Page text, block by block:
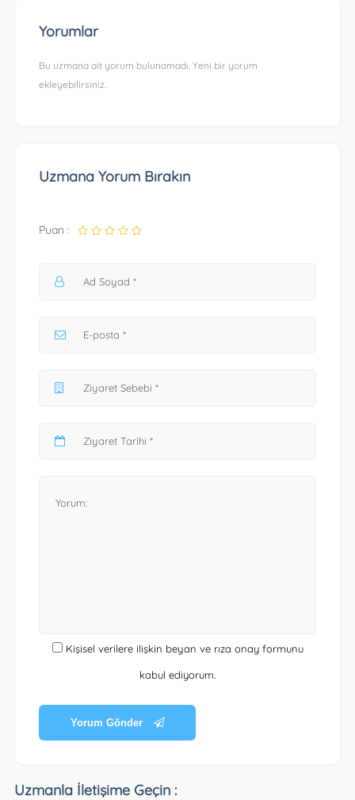
Yorumlar
Bu uzmana ait yorum bulunamadı. Yeni bir yorum
ekleyebilirsiniz.
Uzmana Yorum Bırakın
Puan :
Kişisel verilere ilişkin beyan ve rıza onay formunu
kabul ediyorum.
Yorum Gönder
Uzmanla İletişime Geçin :